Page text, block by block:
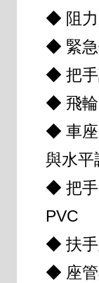
◆ 阻力
◆ 緊急
◆ 把手
◆ 飛輪
◆ 車座
與水平
◆ 把手
PVC
◆ 扶手
◆ 座管